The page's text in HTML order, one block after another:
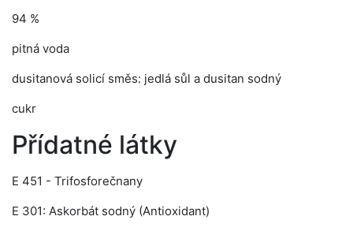
94 %
pitná voda
dusitanová solicí směs: jedlá sůl a dusitan sodný
cukr
Přídatné látky
E 451 - Trifosforečnany
E 301: Askorbát sodný (Antioxidant)